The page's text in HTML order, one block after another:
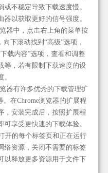
不稳定导致下载速度慢。
以获取更好的信号强度。
器中，点击右上角的菜单按
下滚动找到“高级”选项，
载内容”选项，查看和调整
等，若有限制下载速度的设
器有许多优秀的下载管理扩
。在Chrome浏览器的扩展程
，安装完成后，按照扩展程
享受更快速的下载体验。
开的每个标签页和正在运行
络资源，关闭不需要的标签
以释放更多资源用于文件下